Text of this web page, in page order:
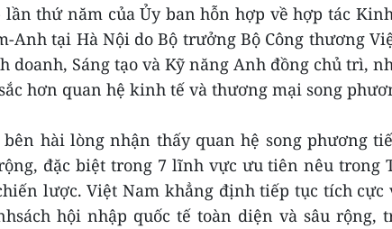
lần thứ năm của Ủy ban hỗn hợp về hợp tác
Anh tại Hà Nội do Bộ trưởng Bộ Công thương
doanh, Sáng tạo và Kỹ năng Anh đồng chủ trì,
hơn quan hệ kinh tế và thương mại song
hài lòng nhận thấy quan hệ song phương
đặc biệt trong 7 lĩnh vực ưu tiên nêu trong
lược. Việt Nam khẳng định tiếp tục tích
hội nhập quốc tế toàn diện và sâu rộng,